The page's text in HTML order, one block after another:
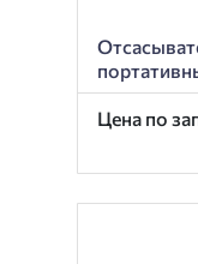
Цена по